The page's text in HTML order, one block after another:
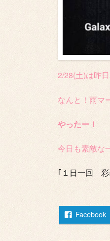
2/28(土)は昨
なんと！雨マ
やったー！
今日も素敵な
｢１日一回 彩
Facebook